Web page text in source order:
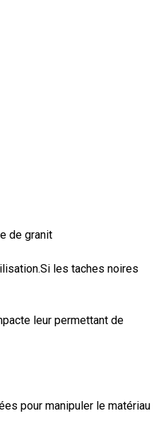
de granit
les taches noires
leur permettant de
pour manipuler le matériau